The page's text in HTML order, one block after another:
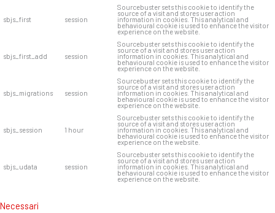
sbjs_first session
Sourcebuster sets this cookie to identify the
source of a visit and stores user action
information in cookies. This analytical and
behavioural cookie is used to enhance the visitor
experience on the website.
sbjs_first_add session
Sourcebuster sets this cookie to identify the
source of a visit and stores user action
information in cookies. This analytical and
behavioural cookie is used to enhance the visitor
experience on the website.
sbjs_migrations session
Sourcebuster sets this cookie to identify the
source of a visit and stores user action
information in cookies. This analytical and
behavioural cookie is used to enhance the visitor
experience on the website.
sbjs_session 1 hour
Sourcebuster sets this cookie to identify the
source of a visit and stores user action
information in cookies. This analytical and
behavioural cookie is used to enhance the visitor
experience on the website.
sbjs_udata session
Sourcebuster sets this cookie to identify the
source of a visit and stores user action
information in cookies. This analytical and
behavioural cookie is used to enhance the visitor
experience on the website.
Necessari